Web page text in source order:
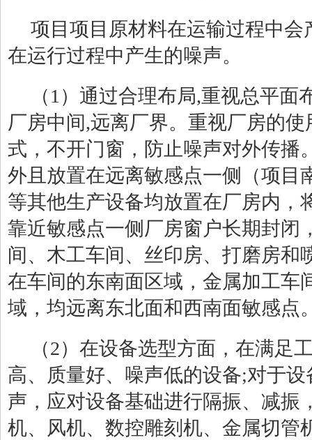
项目项目原材料在运输过程中
在运行过程中产生的噪声。
（1 ）通过合理布局,重视总平面
厂房中间,远离厂界。重视厂房的
式，不开门窗，防止噪声对外传播
外且放置在远离敏感点一侧（项目
等其他生产设备均放置在厂房内，
靠近敏感点一侧厂房窗户长期封闭
间、木工车间、丝印房、打磨房和
在车间的东南面区域，金属加工车
域，均远离东北面和西南面敏感点
（2）在设备选型方面，在满足
高、质量好、噪声低的设备;对于设
声，应对设备基础进行隔振、减振
机、风机、数控雕刻机、金属切管